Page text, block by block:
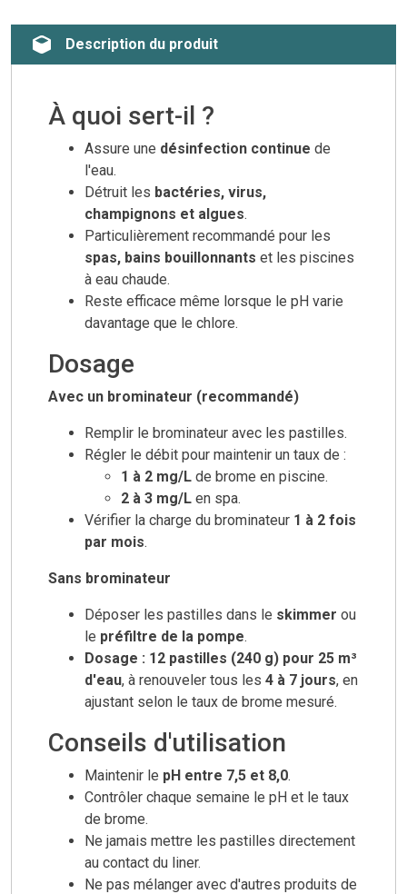
Description du produit
À quoi sert-il ?
Assure une désinfection continue de
l'eau.
Détruit les bactéries, virus,
champignons et algues.
Particulièrement recommandé pour les
spas, bains bouillonnants et les piscines
à eau chaude.
Reste efficace même lorsque le pH varie
davantage que le chlore.
Dosage
Avec un brominateur (recommandé)
Remplir le brominateur avec les pastilles.
Régler le débit pour maintenir un taux de :
1 à 2 mg/L de brome en piscine.
2 à 3 mg/L en spa.
Vérifier la charge du brominateur 1 à 2 fois
par mois.
Sans brominateur
Déposer les pastilles dans le skimmer ou
le préfiltre de la pompe.
Dosage : 12 pastilles (240 g) pour 25 m³
d'eau, à renouveler tous les 4 à 7 jours, en
ajustant selon le taux de brome mesuré.
Conseils d'utilisation
Maintenir le pH entre 7,5 et 8,0.
Contrôler chaque semaine le pH et le taux
de brome.
Ne jamais mettre les pastilles directement
au contact du liner.
Ne pas mélanger avec d'autres produits de